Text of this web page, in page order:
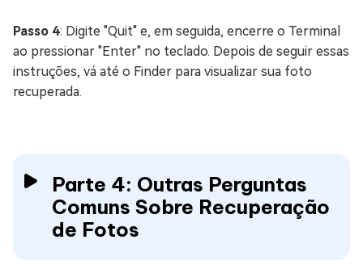
Passo 4: Digite "Quit" e, em seguida, encerre o Terminal
ao pressionar "Enter" no teclado. Depois de seguir essas
instruções, vá até o Finder para visualizar sua foto
recuperada.
Parte 4: Outras Perguntas
Comuns Sobre Recuperação
de Fotos